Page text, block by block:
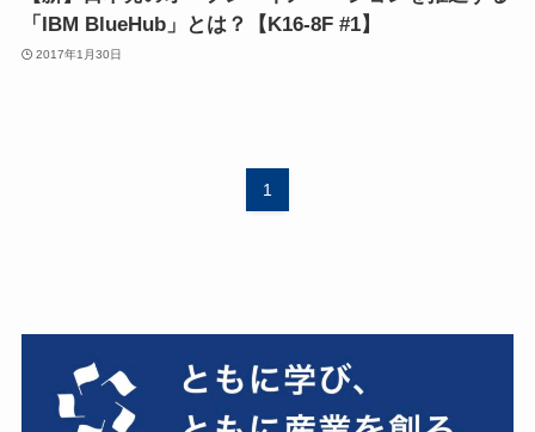
「IBM BlueHub」とは？【K16-8F #1】
2017年1月30日
1